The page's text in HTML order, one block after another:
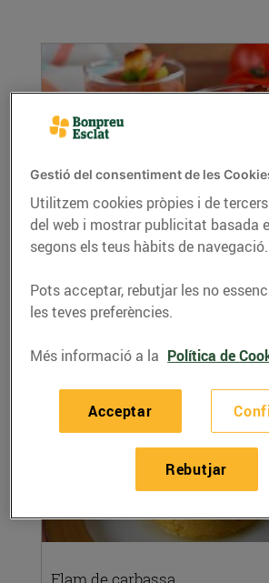
Combatre la calor menjant
12/d’agost/2020
Està molt bé engegar el ventilador
condicionat, però la calor, a
Gestió del consentiment de les
Utilitzem cookies pròpies i de tercers
del web i mostrar publicitat basada
segons els teus hàbits de navegació.
Pots acceptar, rebutjar les no
les teves preferències.
Més informació a la Política de
Rebutjar
Acceptar